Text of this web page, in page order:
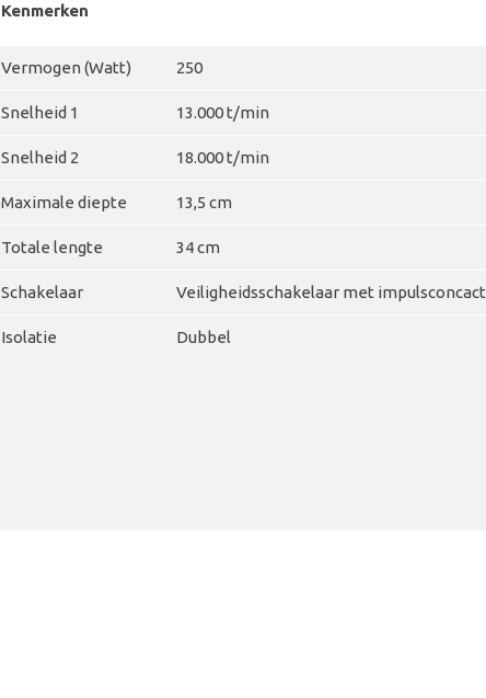
Kenmerken
Vermogen (Watt) 250
Snelheid 1 13.000 t/min
Snelheid 2 18.000 t/min
Maximale diepte 13,5 cm
Totale lengte 34 cm
Schakelaar Veiligheidsschakelaar met impulsconcact
Isolatie Dubbel